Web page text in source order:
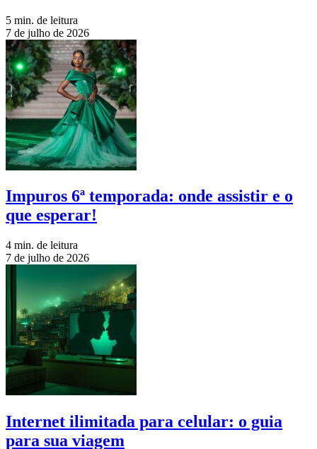
5 min. de leitura
7 de julho de 2026
Impuros 6ª temporada: onde assistir e o
que esperar!
4 min. de leitura
7 de julho de 2026
Internet ilimitada para celular: o guia
para sua viagem